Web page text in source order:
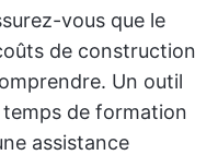
vous que le
de construction
Un outil
de formation
assistance